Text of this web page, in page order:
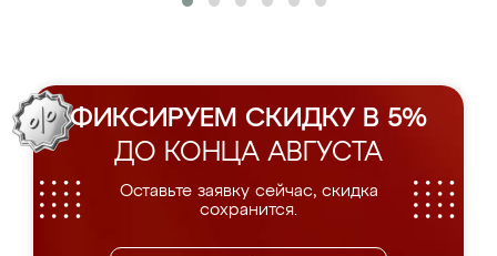
ФИКСИРУЕМ СКИДКУ В 5%
ДО КОНЦА АВГУСТА
Оставьте заявку сейчас, скидка
сохранится.